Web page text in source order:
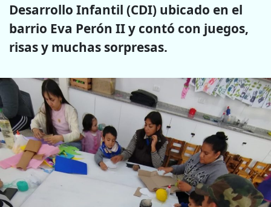
Desarrollo Infantil (CDI) ubicado en el
barrio Eva Perón II y contó con juegos,
risas y muchas sorpresas.